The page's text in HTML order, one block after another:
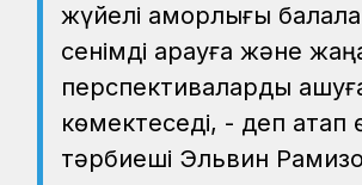
жүйелі қамқорлығы
сенімді қарауға және
перспективаларды
көмектеседі, - деп атап
тәрбиеші Эльвин